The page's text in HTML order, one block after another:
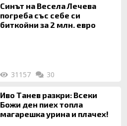
Синът на Весела Лечева
погреба със себе си
биткойни за 2 млн. евро
31157 30
Иво Танев разкри: Всеки
Божи ден пиех топла
магарешка урина и плачех!